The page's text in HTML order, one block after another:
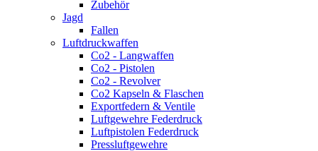
Zubehör
Jagd
Fallen
Luftdruckwaffen
Co2 - Langwaffen
Co2 - Pistolen
Co2 - Revolver
Co2 Kapseln & Flaschen
Exportfedern & Ventile
Luftgewehre Federdruck
Luftpistolen Federdruck
Pressluftgewehre